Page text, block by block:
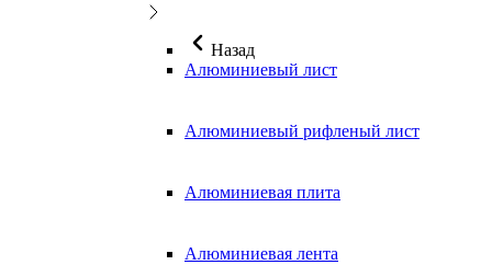
Назад
Алюминиевый лист
Алюминиевый рифленый лист
Алюминиевая плита
Алюминиевая лента